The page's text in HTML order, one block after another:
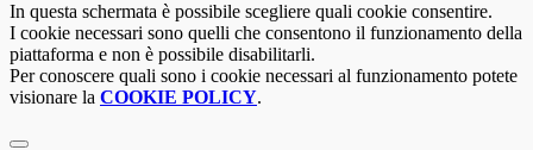
In questa schermata è possibile scegliere quali cookie consentire.
I cookie necessari sono quelli che consentono il funzionamento della
piattaforma e non è possibile disabilitarli.
Per conoscere quali sono i cookie necessari al funzionamento potete
visionare la COOKIE POLICY.